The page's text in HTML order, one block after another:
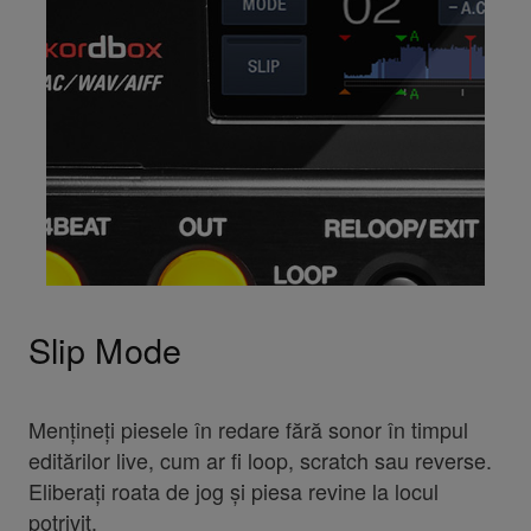
Slip Mode
Mențineți piesele în redare fără sonor în timpul
editărilor live, cum ar fi loop, scratch sau reverse.
Eliberați roata de jog și piesa revine la locul
potrivit.